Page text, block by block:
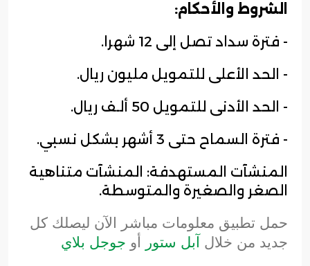
الشروط والأحكام:
- فترة سداد تصل إلى 12 شهرا.
- الحد الأعلى للتمويل مليون ريال.
- الحد الأدنى للتمويل 50 ألـف ريال.
- فترة السماح حتى 3 أشهر بشكل نسبي.
المنشآت المستهدفة: المنشآت متناهية
الصغر والصغيرة والمتوسطة.
حمل تطبيق معلومات مباشر الآن ليصلك كل
جديد من خلال
آبل ستور أو جوجل بلاي